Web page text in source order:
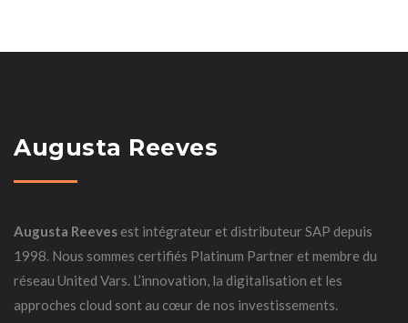
Augusta Reeves
Augusta Reeves est intégrateur et distributeur SAP depuis
1998. Nous sommes certifiés Platinum Partner et membre du
réseau United Vars. L’innovation, la digitalisation et les
approches cloud sont au cœur de nos investissements.